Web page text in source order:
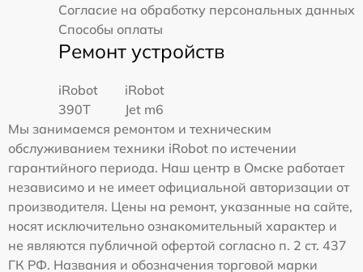
Согласие на обработку персональных данных
Способы оплаты
Ремонт устройств
iRobot
390T
iRobot
Jet m6
Мы занимаемся ремонтом и техническим
обслуживанием техники iRobot по истечении
гарантийного периода. Наш центр в Омске работает
независимо и не имеет официальной авторизации от
производителя. Цены на ремонт, указанные на сайте,
носят исключительно ознакомительный характер и
не являются публичной офертой согласно п. 2 ст. 437
ГК РФ. Названия и обозначения торговой марки